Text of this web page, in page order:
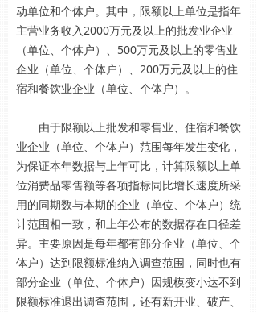
动单位和个体户。其中，限额以上单位是指年
主营业务收入2000万元及以上的批发业企业
（单位、个体户）、500万元及以上的零售业
企业（单位、个体户）、200万元及以上的住
宿和餐饮业企业（单位、个体户）。
由于限额以上批发和零售业、住宿和餐饮
业企业（单位、个体户）范围每年发生变化，
为保证本年数据与上年可比，计算限额以上单
位消费品零售额等各项指标同比增长速度所采
用的同期数与本期的企业（单位、个体户）统
计范围相一致，和上年公布的数据存在口径差
异。主要原因是每年都有部分企业（单位、个
体户）达到限额标准纳入调查范围，同时也有
部分企业（单位、个体户）因规模变小达不到
限额标准退出调查范围，还有新开业、破产、